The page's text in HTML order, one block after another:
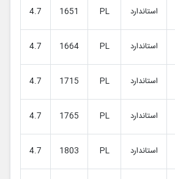
استاندارد PL
1651
4.7
استاندارد PL
1664
4.7
استاندارد PL
1715
4.7
استاندارد PL
1765
4.7
استاندارد PL
1803
4.7